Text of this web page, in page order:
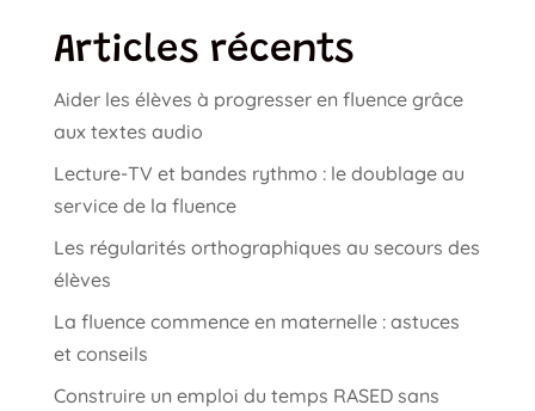
Articles récents
Aider les élèves à progresser en fluence grâce
aux textes audio
Lecture-TV et bandes rythmo : le doublage au
service de la fluence
Les régularités orthographiques au secours des
élèves
La fluence commence en maternelle : astuces
et conseils
Construire un emploi du temps RASED sans